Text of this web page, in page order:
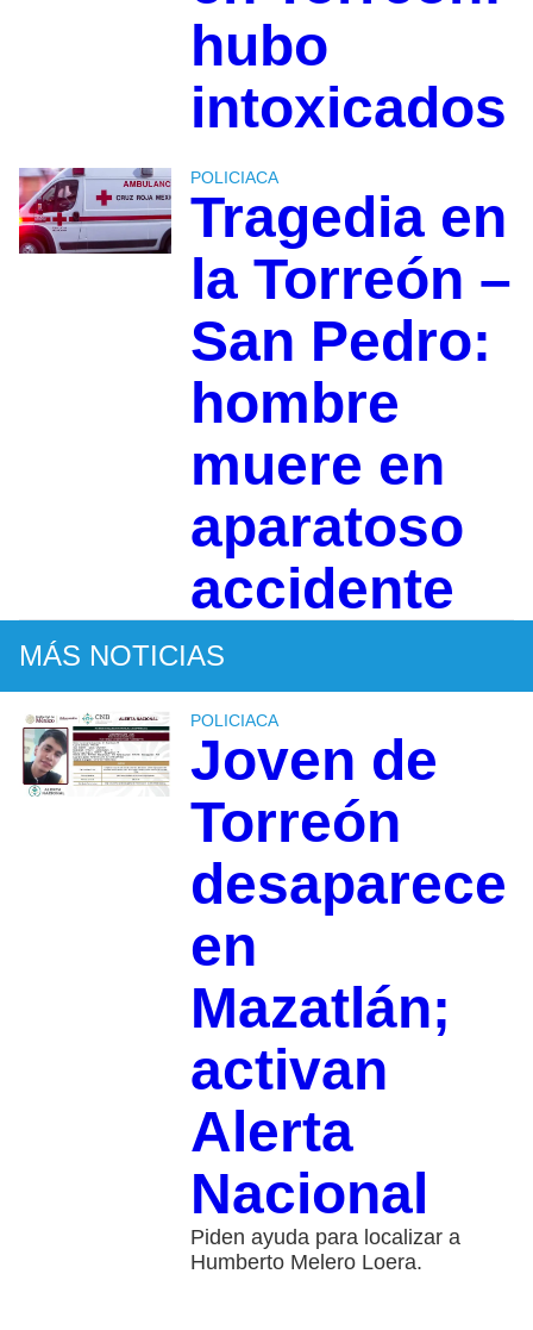
hubo
intoxicados
POLICIACA
Tragedia en
la Torreón –
San Pedro:
hombre
muere en
aparatoso
accidente
MÁS NOTICIAS
POLICIACA
Joven de
Torreón
desaparece
en
Mazatlán;
activan
Alerta
Nacional
Piden ayuda para localizar a
Humberto Melero Loera.